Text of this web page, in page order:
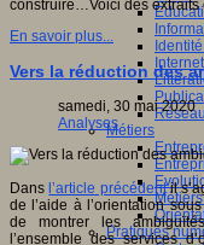
Métiers
Pratiques
construire…Voici des extraits
En savoir plus...
Vers la réduction des
samedi, 30 mai 2020
Analyses
Dans l’article précédentil
de l’aide à l’orientation
de montrer les
l’ensemble des services